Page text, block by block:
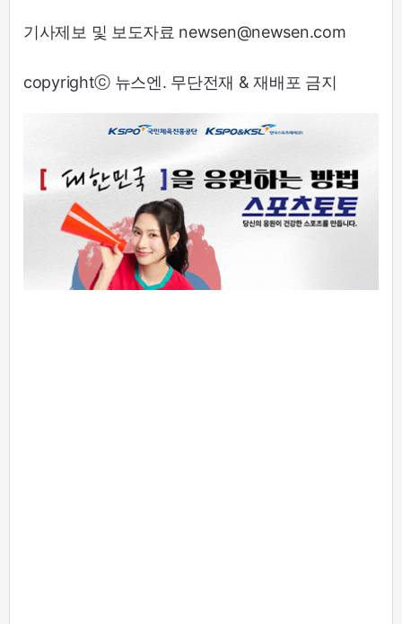
기사제보 및 보도자료 newsen@newsen.com
copyrightⓒ 뉴스엔. 무단전재 & 재배포 금지